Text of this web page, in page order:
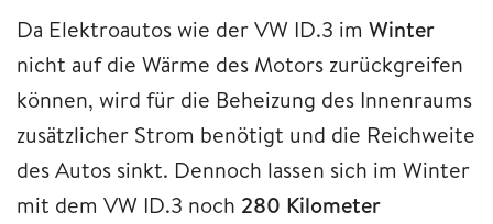
Da Elektroautos wie der VW ID.3 im Winter
nicht auf die Wärme des Motors zurückgreifen
können, wird für die Beheizung des Innenraums
zusätzlicher Strom benötigt und die Reichweite
des Autos sinkt. Dennoch lassen sich im Winter
mit dem VW ID.3 noch 280 Kilometer